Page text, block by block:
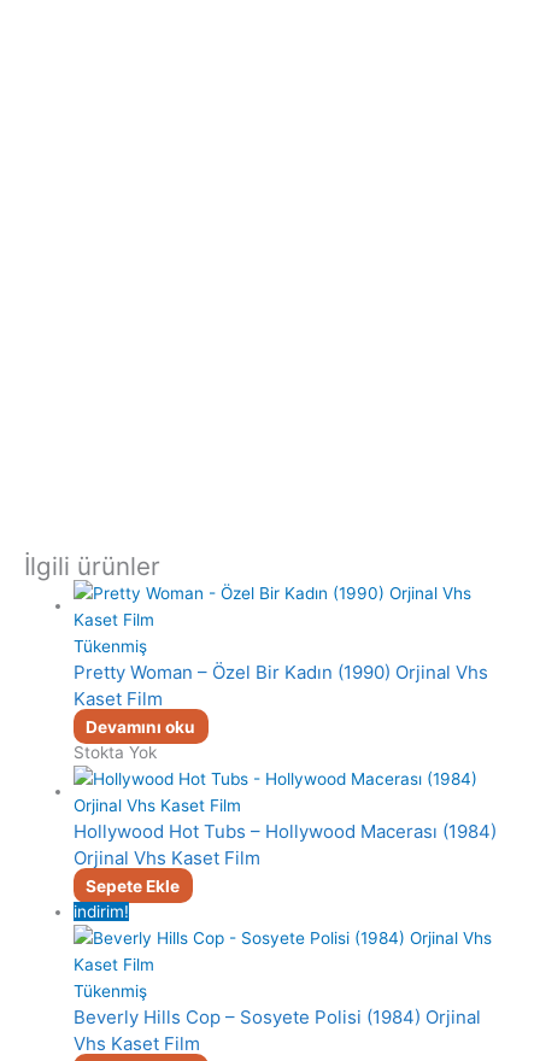
İlgili ürünler
Tükenmiş
Pretty Woman – Özel Bir Kadın (1990) Orjinal Vhs
Kaset Film
Devamını oku
Stokta Yok
Hollywood Hot Tubs – Hollywood Macerası (1984)
Orjinal Vhs Kaset Film
Sepete Ekle
indirim!
Tükenmiş
Beverly Hills Cop – Sosyete Polisi (1984) Orjinal
Vhs Kaset Film